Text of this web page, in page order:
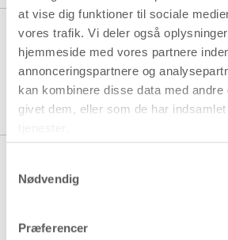
at vise dig funktioner til sociale
vores trafik. Vi deler også
hjemmeside med vores partnere
annonceringspartnere og
kan kombinere disse data med andre
givet dem, eller som de har
Nødvendig
Præferencer
Helmaske, H: 24
hvid, 12 stk./ 1
1 stk á 185,00
Køb mere til kun: